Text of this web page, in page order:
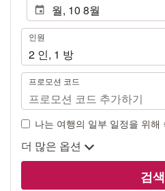
인
원
인원
2 인, 1 방
프로모션 코드
나는 여행의 일부 일정을 위해
더 많은 옵션
검색